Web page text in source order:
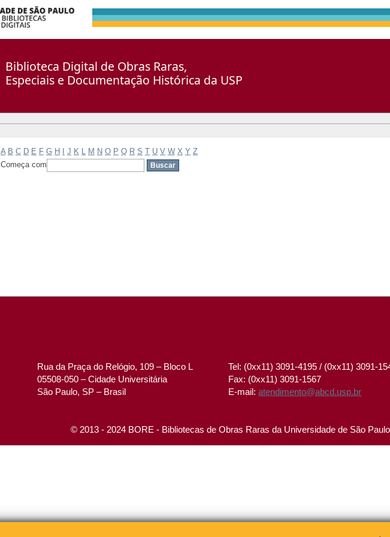
Biblioteca Digital de Obras Raras,
Especiais e Documentação Histórica da USP
A B C D E F G H J K M N O P Q R S T U V W X Y Z
Começa com
Rua da Praça do Relógio, 109 – Bloco L
05508-050 – Cidade Universitária
São Paulo, SP – Brasil
Tel: (0xx11) 3091-4195 / (0xx11) 3091-
Fax: (0xx11) 3091-1567
E-mail:atendimento@abcd.usp.br
© 2013 - 2024 BORE - Bibliotecas de Obras Raras da Universidade de São Paulo